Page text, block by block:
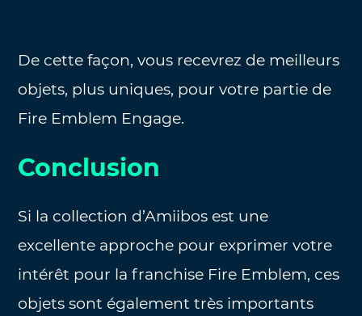
De cette façon, vous recevrez de meilleurs
objets, plus uniques, pour votre partie de
Fire Emblem Engage.
Conclusion
Si la collection d’Amiibos est une
excellente approche pour exprimer votre
intérêt pour la franchise Fire Emblem, ces
objets sont également très importants